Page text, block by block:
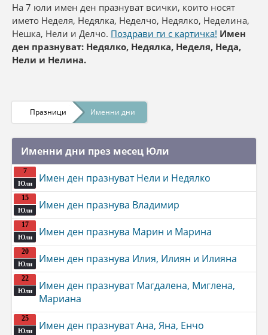
На 7 юли имен ден празнуват всички, които носят
името Неделя, Недялка, Неделчо, Недялко, Неделина,
Нешка, Нели и Делчо. Поздрави ги с картичка! Имен
ден празнуват: Недялко, Недялка, Неделя, Неда,
Нели и Нелина.
Празници Именни дни
Именни дни през месец Юли
7
Юли Имен ден празнуват Нели и Недялко
15
Юли Имен ден празнува Владимир
17
Юли Имен ден празнува Марин и Марина
20
Юли Имен ден празнува Илия, Илиян и Илияна
22
Юли
Имен ден празнуват Магдалена, Миглена,
Мариана
25
Юли Имен ден празнуват Ана, Яна, Енчо